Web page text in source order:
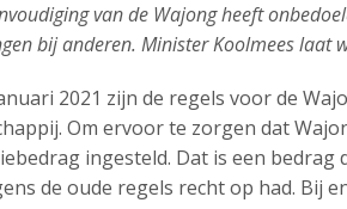
van de Wajong heeft
bij anderen. Minister Koolmees laat
2021 zijn de regels voor de
Om ervoor te zorgen dat
ingesteld. Dat is een
de oude regels recht op had. Bij